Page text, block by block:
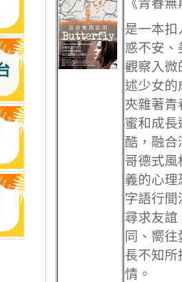
《青春
是一本扣
惑不安、
觀察入微
述少女的
夾雜著青
蜜和成長
酷，融合
哥德式風
義的心理
字語行間
尋求友誼
同、嚮
長不知所
情。